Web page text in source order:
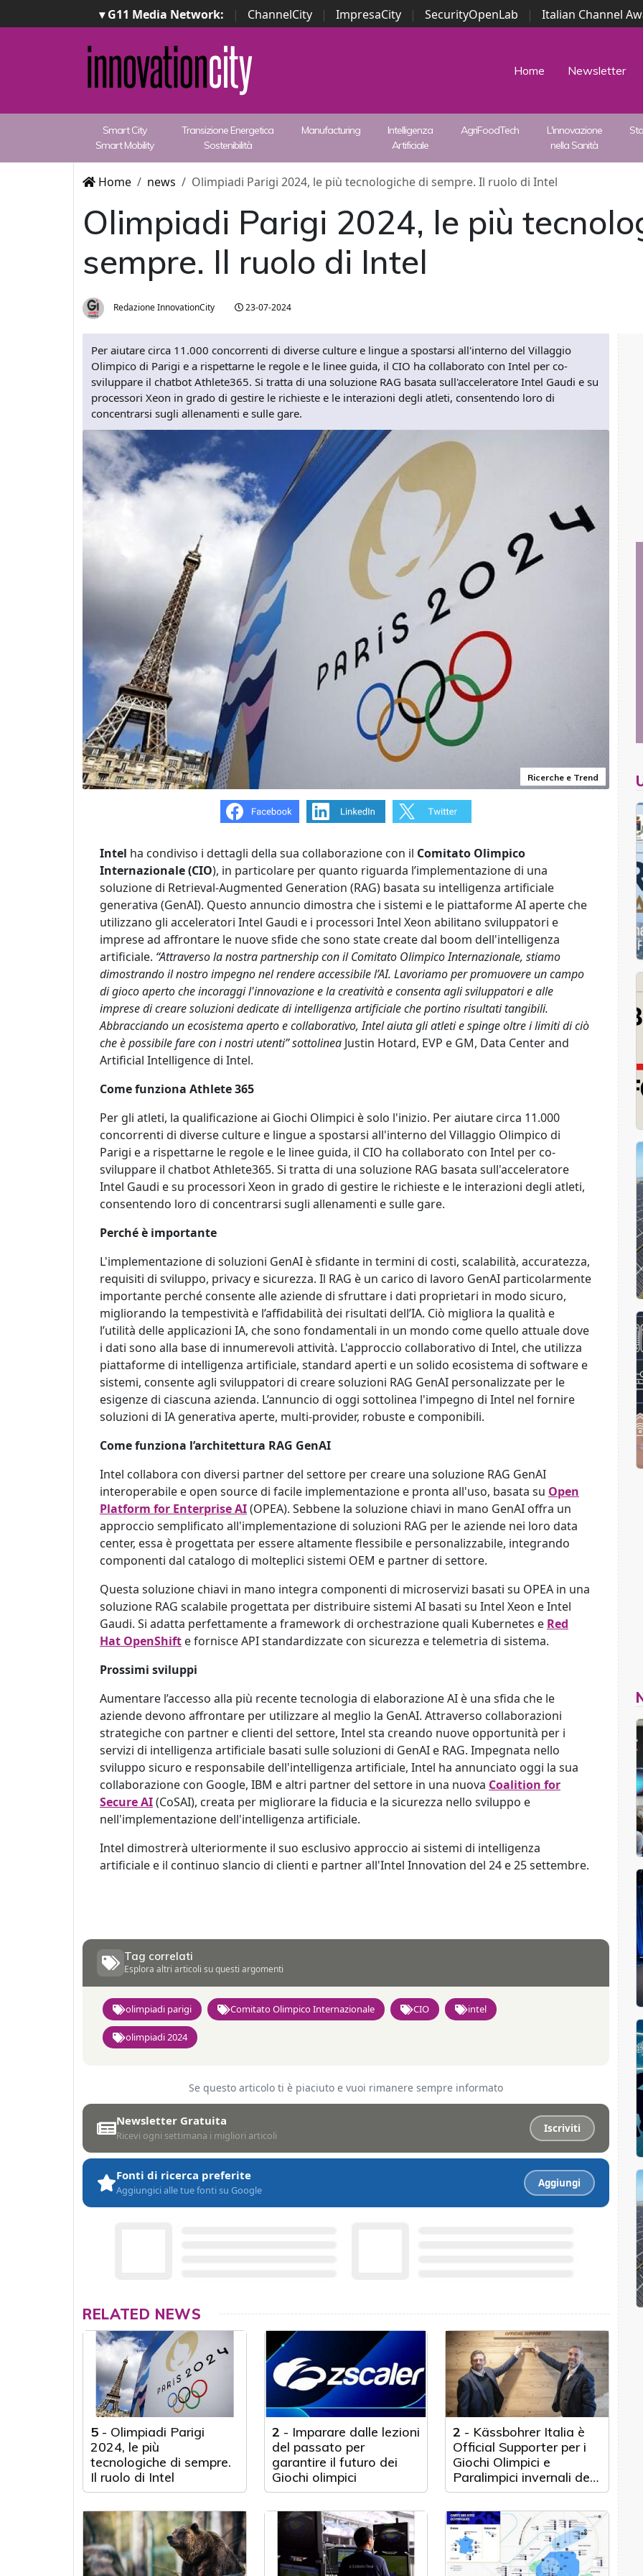
▾ G11 Media Network: | ChannelCity | ImpresaCity | SecurityOpenLab | Italian Channel
Security Awards | ...
Home Newsletter
Smart City
Smart Mobility
Transizione Energetica
Sostenibilità
Manufacturing
Intelligenza
Artificiale
AgriFoodTech
L'innovazione
nella Sanità
Home news Olimpiadi Parigi 2024, le più tecnologiche di sempre. Il ruolo di Intel
Olimpiadi Parigi 2024, le più
sempre. Il ruolo di Intel
Redazione InnovationCity 23-07-2024
Per aiutare circa 11.000 concorrenti di diverse culture e lingue a spostarsi all'interno del Villaggio
Olimpico di Parigi e a rispettarne le regole e le linee guida, il CIO ha collaborato con Intel per co-
sviluppare il chatbot Athlete365. Si tratta di una soluzione RAG basata sull'acceleratore Intel Gaudi e su
processori Xeon in grado di gestire le richieste e le interazioni degli atleti, consentendo loro di
concentrarsi sugli allenamenti e sulle gare.
Ricerche e Trend
Intel ha condiviso i dettagli della sua collaborazione con il Comitato Olimpico
Internazionale (CIO), in particolare per quanto riguarda l’implementazione di una
soluzione di Retrieval-Augmented Generation (RAG) basata su intelligenza artificiale
generativa (GenAI). Questo annuncio dimostra che i sistemi e le piattaforme AI aperte che
utilizzano gli acceleratori Intel Gaudi e i processori Intel Xeon abilitano sviluppatori e
imprese ad affrontare le nuove sfide che sono state create dal boom dell'intelligenza
artificiale. “Attraverso la nostra partnership con il Comitato Olimpico Internazionale, stiamo
dimostrando il nostro impegno nel rendere accessibile l’AI. Lavoriamo per promuovere un campo
di gioco aperto che incoraggi l'innovazione e la creatività e consenta agli sviluppatori e alle
imprese di creare soluzioni dedicate di intelligenza artificiale che portino risultati tangibili.
Abbracciando un ecosistema aperto e collaborativo, Intel aiuta gli atleti e spinge oltre i limiti di ciò
che è possibile fare con i nostri utenti” sottolinea Justin Hotard, EVP e GM, Data Center and
Artificial Intelligence di Intel.
Come funziona Athlete 365
Per gli atleti, la qualificazione ai Giochi Olimpici è solo l'inizio. Per aiutare circa 11.000
concorrenti di diverse culture e lingue a spostarsi all'interno del Villaggio Olimpico di
Parigi e a rispettarne le regole e le linee guida, il CIO ha collaborato con Intel per co-
sviluppare il chatbot Athlete365. Si tratta di una soluzione RAG basata sull'acceleratore
Intel Gaudi e su processori Xeon in grado di gestire le richieste e le interazioni degli atleti,
consentendo loro di concentrarsi sugli allenamenti e sulle gare.
Perché è importante
L'implementazione di soluzioni GenAI è sfidante in termini di costi, scalabilità, accuratezza,
requisiti di sviluppo, privacy e sicurezza. Il RAG è un carico di lavoro GenAI particolarmente
importante perché consente alle aziende di sfruttare i dati proprietari in modo sicuro,
migliorando la tempestività e l’affidabilità dei risultati dell’IA. Ciò migliora la qualità e
l’utilità delle applicazioni IA, che sono fondamentali in un mondo come quello attuale dove
i dati sono alla base di innumerevoli attività. L'approccio collaborativo di Intel, che utilizza
piattaforme di intelligenza artificiale, standard aperti e un solido ecosistema di software e
sistemi, consente agli sviluppatori di creare soluzioni RAG GenAI personalizzate per le
esigenze di ciascuna azienda. L’annuncio di oggi sottolinea l'impegno di Intel nel fornire
soluzioni di IA generativa aperte, multi-provider, robuste e componibili.
Come funziona l’architettura RAG GenAI
Intel collabora con diversi partner del settore per creare una soluzione RAG GenAI
interoperabile e open source di facile implementazione e pronta all'uso, basata su Open
Platform for Enterprise AI(OPEA). Sebbene la soluzione chiavi in mano GenAI offra un
approccio semplificato all'implementazione di soluzioni RAG per le aziende nei loro data
center, essa è progettata per essere altamente flessibile e personalizzabile, integrando
componenti dal catalogo di molteplici sistemi OEM e partner di settore.
Questa soluzione chiavi in mano integra componenti di microservizi basati su OPEA in una
soluzione RAG scalabile progettata per distribuire sistemi AI basati su Intel Xeon e Intel
Gaudi. Si adatta perfettamente a framework di orchestrazione quali Kubernetes e Red
Hat OpenShift e fornisce API standardizzate con sicurezza e telemetria di sistema.
Prossimi sviluppi
Aumentare l’accesso alla più recente tecnologia di elaborazione AI è una sfida che le
aziende devono affrontare per utilizzare al meglio la GenAI. Attraverso collaborazioni
strategiche con partner e clienti del settore, Intel sta creando nuove opportunità per i
servizi di intelligenza artificiale basati sulle soluzioni di GenAI e RAG. Impegnata nello
sviluppo sicuro e responsabile dell'intelligenza artificiale, Intel ha annunciato oggi la sua
collaborazione con Google, IBM e altri partner del settore in una nuova Coalition for
Secure AI(CoSAI), creata per migliorare la fiducia e la sicurezza nello sviluppo e
nell'implementazione dell'intelligenza artificiale.
Intel dimostrerà ulteriormente il suo esclusivo approccio ai sistemi di intelligenza
artificiale e il continuo slancio di clienti e partner all'Intel Innovation del 24 e 25 settembre.
Tag correlati
Esplora altri articoli su questi argomenti
olimpiadi parigi Comitato Olimpico Internazionale CIO intel
olimpiadi 2024
Se questo articolo ti è piaciuto e vuoi rimanere sempre informato
Newsletter Gratuita
Ricevi ogni settimana i migliori articoli
Iscriviti
Fonti di ricerca preferite
Aggiungici alle tue fonti su Google
Aggiungi
RELATED NEWS
5 - Olimpiadi Parigi
2024, le più
tecnologiche di sempre.
Il ruolo di Intel
2 - Imparare dalle lezioni
del passato per
garantire il futuro dei
Giochi olimpici
2 - Kässbohrer Italia è
Official Supporter per i
Giochi Olimpici e
Paralimpici invernali del
2026